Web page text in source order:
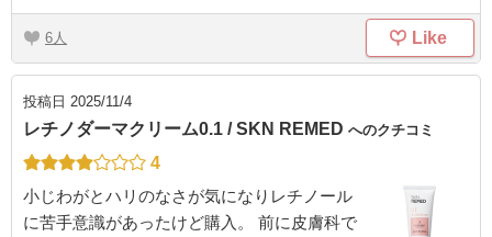
6 Like
投稿日 2025/11/4
レチノダーマクリーム0.1 / SKN REMED へのクチコミ
4
小じわがとハリのなさが気になりレチノール
に苦手意識があったけど購入。 前に皮膚科で